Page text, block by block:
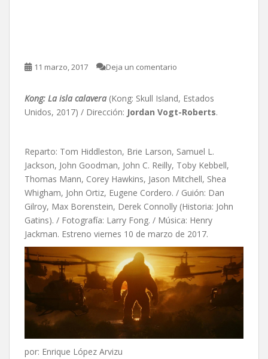
11 marzo, 2017 Deja un comentario
Kong: La isla calavera (Kong: Skull Island, Estados
Unidos, 2017) / Dirección: Jordan Vogt-Roberts.
Reparto: Tom Hiddleston, Brie Larson, Samuel L.
Jackson, John Goodman, John C. Reilly, Toby Kebbell,
Thomas Mann, Corey Hawkins, Jason Mitchell, Shea
Whigham, John Ortiz, Eugene Cordero. / Guión: Dan
Gilroy, Max Borenstein, Derek Connolly (Historia: John
Gatins). / Fotografía: Larry Fong. / Música: Henry
Jackman. Estreno viernes 10 de marzo de 2017.
por: Enrique López Arvizu